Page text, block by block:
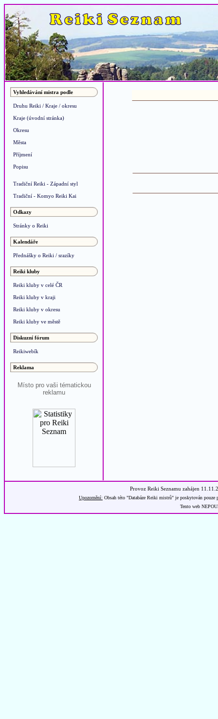
Vyhledávání mistra podle
Druhu Reiki / Kraje / okresu
Kraje (úvodní stránka)
Okresu
Města
Příjmení
Popisu
Tradiční Reiki - Západní styl
Tradiční - Komyo Reiki Kai
Odkazy
Stránky o Reiki
Kalendáře
Přednášky o Reiki / srazíky
Reiki kluby
Reiki kluby v celé ČR
Reiki kluby v kraji
Reiki kluby v okresu
Reiki kluby ve městě
Diskuzní fórum
Reikiwebík
Reklama
Místo pro vaši tématickou
reklamu
Provoz Reiki Seznamu zahájen
Upozornění: Obsah této "Databáze Reiki mistrů" je poskytován
Tento web